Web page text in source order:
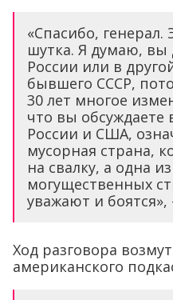
«Спасибо,
шутка. Я думаю, вы
России или в
бывшего СССР,
30 лет многое
что вы обсуждаете
России и США,
мусорная страна,
на свалку, а одна
могущественных
уважают и боятся»,
Ход разговора
американского